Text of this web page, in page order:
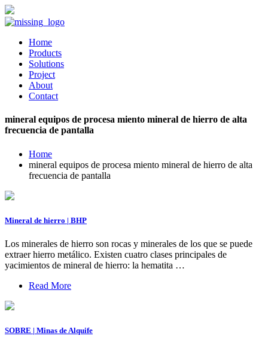
Home
Products
Solutions
Project
About
Contact
mineral equipos de procesa miento mineral de hierro de alta
frecuencia de pantalla
Home
mineral equipos de procesa miento mineral de hierro de alta
frecuencia de pantalla
Mineral de hierro | BHP
Los minerales de hierro son rocas y minerales de los que se puede
extraer hierro metálico. Existen cuatro clases principales de
yacimientos de mineral de hierro: la hematita …
Read More
SOBRE | Minas de Alquife